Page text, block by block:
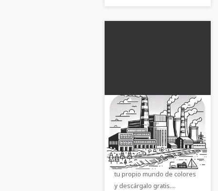
Dibujo para colorear
de una planta de
incineración de
residuos - Descarga
gratuita
Descubre la imagen para
colorear de una planta de
incineración de basura. Crea
tu propio mundo de colores
y descárgalo gratis....